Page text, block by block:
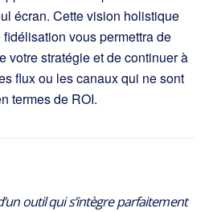
écran. Cette vision holistique
vous permettra de
votre stratégie et de continuer à
flux ou les canaux qui ne sont
termes de ROI.
outil qui s’intègre parfaitement